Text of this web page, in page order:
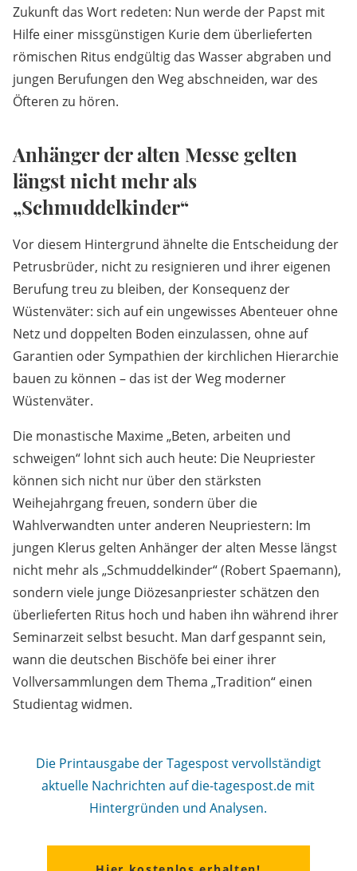
Zukunft das Wort redeten: Nun werde der Papst mit
Hilfe einer missgünstigen Kurie dem überlieferten
römischen Ritus endgültig das Wasser abgraben und
jungen Berufungen den Weg abschneiden, war des
Öfteren zu hören.
Anhänger der alten Messe gelten
längst nicht mehr als
„Schmuddelkinder“
Vor diesem Hintergrund ähnelte die Entscheidung der
Petrusbrüder, nicht zu resignieren und ihrer eigenen
Berufung treu zu bleiben, der Konsequenz der
Wüstenväter: sich auf ein ungewisses Abenteuer ohne
Netz und doppelten Boden einzulassen, ohne auf
Garantien oder Sympathien der kirchlichen Hierarchie
bauen zu können – das ist der Weg moderner
Wüstenväter.
Die monastische Maxime „Beten, arbeiten und
schweigen“ lohnt sich auch heute: Die Neupriester
können sich nicht nur über den stärksten
Weihejahrgang freuen, sondern über die
Wahlverwandten unter anderen Neupriestern: Im
jungen Klerus gelten Anhänger der alten Messe längst
nicht mehr als „Schmuddelkinder“ (Robert Spaemann),
sondern viele junge Diözesanpriester schätzen den
überlieferten Ritus hoch und haben ihn während ihrer
Seminarzeit selbst besucht. Man darf gespannt sein,
wann die deutschen Bischöfe bei einer ihrer
Vollversammlungen dem Thema „Tradition“ einen
Studientag widmen.
Die Printausgabe der Tagespost vervollständigt
aktuelle Nachrichten auf die-tagespost.de mit
Hintergründen und Analysen.